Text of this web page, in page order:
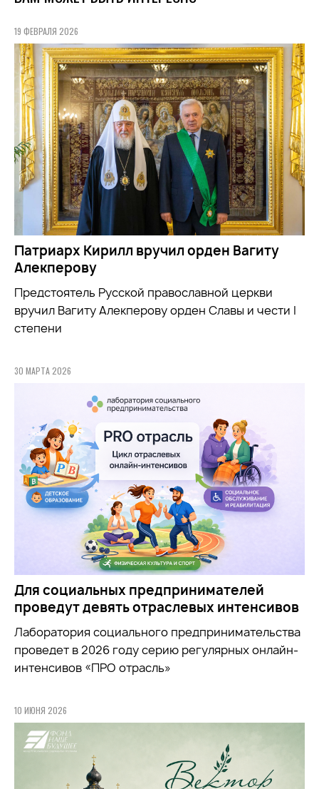
19 ФЕВРАЛЯ 2026
Патриарх Кирилл вручил орден Вагиту
Алекперову
Предстоятель Русской православной церкви
вручил Вагиту Алекперову орден Славы и чести I
степени
30 МАРТА 2026
Для социальных предпринимателей
проведут девять отраслевых интенсивов
Лаборатория социального предпринимательства
проведет в 2026 году серию регулярных онлайн-
интенсивов «ПРО отрасль»
10 ИЮНЯ 2026